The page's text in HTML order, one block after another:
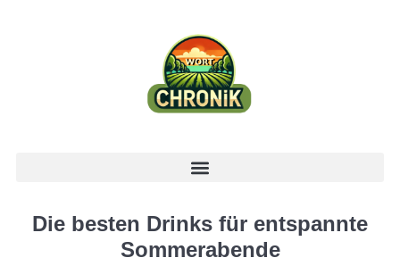
Die besten Drinks für entspannte
Sommerabende